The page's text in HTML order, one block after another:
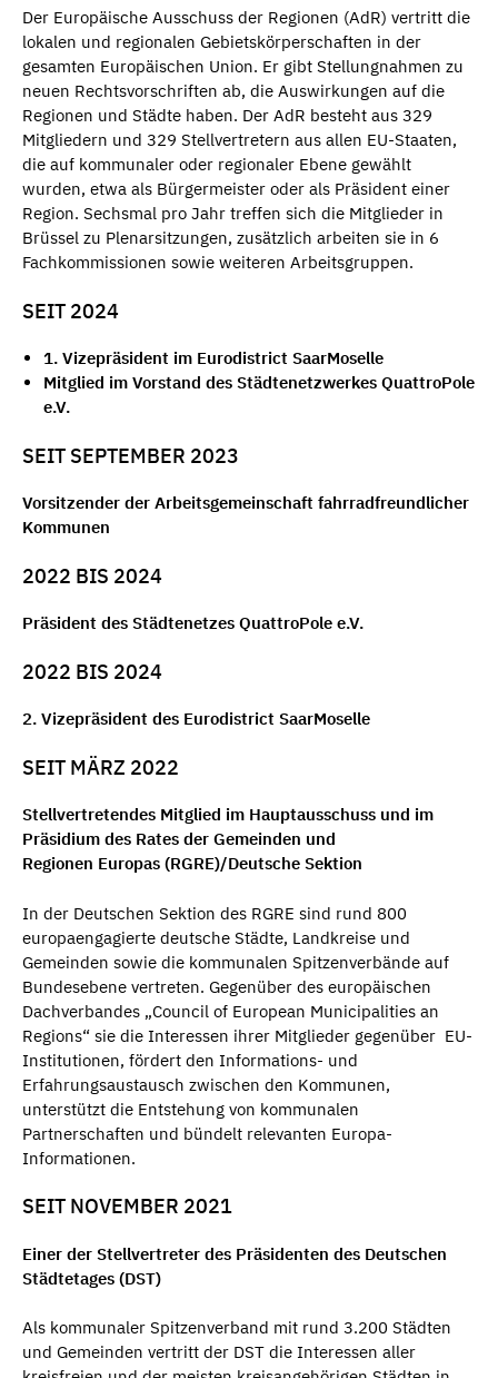
Der Europäische Ausschuss der Regionen (AdR) vertritt die
lokalen und regionalen Gebietskörperschaften in der
gesamten Europäischen Union. Er gibt Stellungnahmen zu
neuen Rechtsvorschriften ab, die Auswirkungen auf die
Regionen und Städte haben. Der AdR besteht aus 329
Mitgliedern und 329 Stellvertretern aus allen EU-Staaten,
die auf kommunaler oder regionaler Ebene gewählt
wurden, etwa als Bürgermeister oder als Präsident einer
Region. Sechsmal pro Jahr treffen sich die Mitglieder in
Brüssel zu Plenarsitzungen, zusätzlich arbeiten sie in 6
Fachkommissionen sowie weiteren Arbeitsgruppen.
SEIT 2024
1. Vizepräsident im Eurodistrict SaarMoselle
Mitglied im Vorstand des Städtenetzwerkes QuattroPole
e.V.
SEIT SEPTEMBER 2023
Vorsitzender der Arbeitsgemeinschaft fahrradfreundlicher
Kommunen
2022 BIS 2024
Präsident des Städtenetzes QuattroPole e.V.
2022 BIS 2024
2. Vizepräsident des Eurodistrict SaarMoselle
SEIT MÄRZ 2022
Stellvertretendes Mitglied im Hauptausschuss und im
Präsidium des Rates der Gemeinden und
Regionen Europas (RGRE)/Deutsche Sektion
In der Deutschen Sektion des RGRE sind rund 800
europaengagierte deutsche Städte, Landkreise und
Gemeinden sowie die kommunalen Spitzenverbände auf
Bundesebene vertreten. Gegenüber des europäischen
Dachverbandes „Council of European Municipalities an
Regions“ sie die Interessen ihrer Mitglieder gegenüber EU-
Institutionen, fördert den Informations- und
Erfahrungsaustausch zwischen den Kommunen,
unterstützt die Entstehung von kommunalen
Partnerschaften und bündelt relevanten Europa-
Informationen.
SEIT NOVEMBER 2021
Einer der Stellvertreter des Präsidenten des Deutschen
Städtetages (DST)
Als kommunaler Spitzenverband mit rund 3.200 Städten
und Gemeinden vertritt der DST die Interessen aller